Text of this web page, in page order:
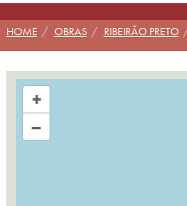
HOME OBRAS RIBEIRÃO PRETO
+
–